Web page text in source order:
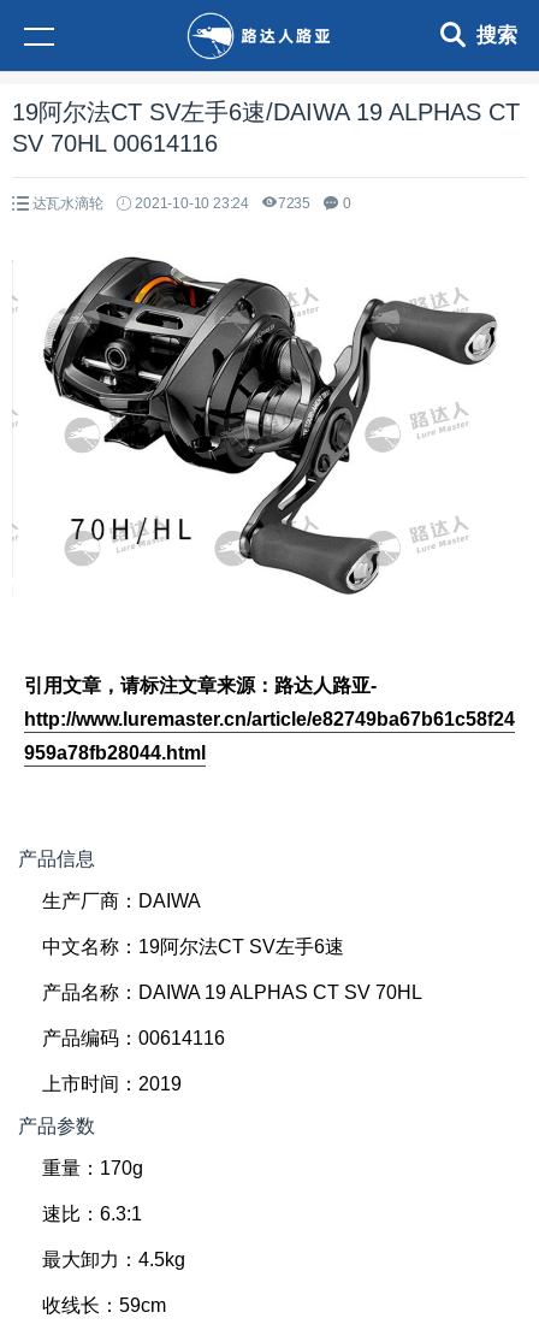
搜索
19阿尔法CT SV左手6速/DAIWA 19 ALPHAS CT
SV 70HL 00614116
达瓦水滴轮 2021-10-10 23:24 7235 0
引用文章，请标注文章来源：路达人路亚-
http://www.luremaster.cn/article/e82749ba67b61c58f24
959a78fb28044.html
产品信息
生产厂商：DAIWA
中文名称：19阿尔法CT SV左手6速
产品名称：DAIWA 19 ALPHAS CT SV 70HL
产品编码：00614116
上市时间：2019
产品参数
重量：170g
速比：6.3:1
最大卸力：4.5kg
收线长：59cm